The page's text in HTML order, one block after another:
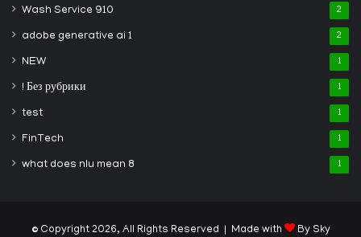
Wash Service 910 2
adobe generative ai 1 2
NEW 1
! Без рубрики 1
test 1
FinTech 1
what does nlu mean 8 1
© Copyright 2026, All Rights Reserved | Made with By Sky